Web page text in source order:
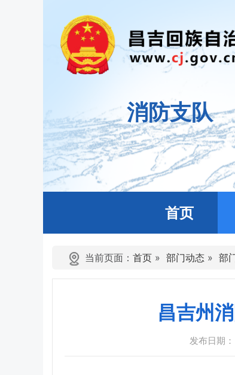
消防支队
首页
当前页面： 首页 » 部门动态 » 部
昌吉州
发布日期